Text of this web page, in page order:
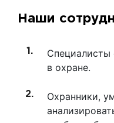
Наши
в охране.
Охранники,